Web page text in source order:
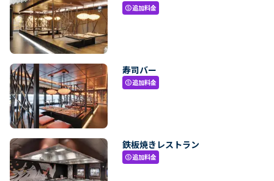
paid追加料金
寿司バー
paid追加料金
鉄板焼きレストラン
paid追加料金